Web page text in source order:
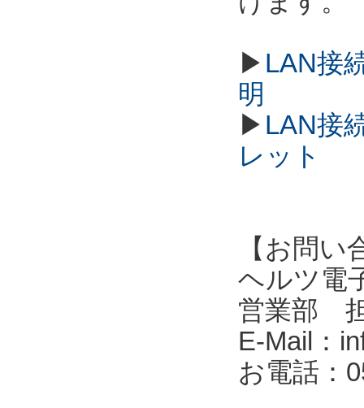
▶ LAN接
明
▶ LAN接
レット
【お問い
ヘルツ電
営業部
E-Mail：
お電話：